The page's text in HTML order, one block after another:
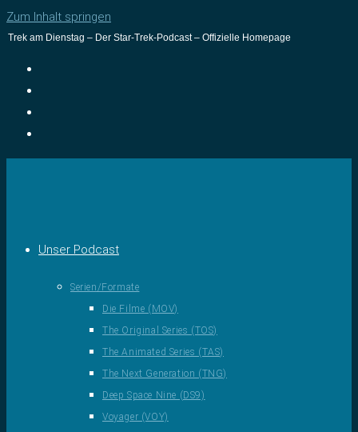
Zum Inhalt springen
Trek am Dienstag – Der Star-Trek-Podcast – Offizielle Homepage
Unser Podcast
Serien/Formate
Die Filme (MOV)
The Original Series (TOS)
The Animated Series (TAS)
The Next Generation (TNG)
Deep Space Nine (DS9)
Voyager (VOY)